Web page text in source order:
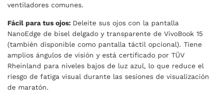
ventiladores comunes.
Fácil para tus ojos: Deleite sus ojos con la pantalla
NanoEdge de bisel delgado y transparente de VivoBook 15
(también disponible como pantalla táctil opcional). Tiene
amplios ángulos de visión y está certificado por TÜV
Rheinland para niveles bajos de luz azul, lo que reduce el
riesgo de fatiga visual durante las sesiones de visualización
de maratón.